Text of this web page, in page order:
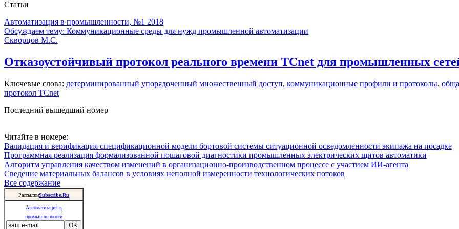
Статьи
Автоматизация в промышленности, №1 2018
Обсуждаем тему: Коммуникационные среды для нужд промышленной автоматизации
Скворцов М.С.
Отказоустойчивый протокол реального времени TСnet для промышленных
Ключевые слова: детерминированный упорядоченный множественный доступ, коммуникационные профили и протоколы,
протокол TСnet
Последний вышедший номер
Читайте в номере:
Валидация и верификация спецификационной модели бортовой системы ситуационной осведомленности экипажа на посадке
Программная реализация формализованной пошаговой диагностики промышленных электрических щитов автоматики
Алгоритм управления качеством изменений в организационно-производственном процессе с участием ИИ-агента
Сведение материальных балансов в условиях неполной измеренности технологических потоков
Все содержание
РассылкиSubscribe.Ru
Автоматизация в
промышленности